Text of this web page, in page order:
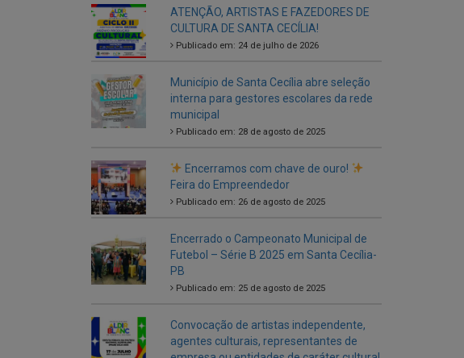
Município de Santa Cecília abre seleção
interna para gestores escolares da rede
municipal
Encerramos com chave de ouro!
Feira do Empreendedor
Publicado em: 26 de agosto de 2025
Encerrado o Campeonato Municipal de
Futebol – Série B 2025 em Santa Cecília-
PB
Convocação de artistas independente,
agentes culturais, representantes de
empresa ou entidades de caráter cultural
Cecília!
Publicado em: 14 de julho de 2025